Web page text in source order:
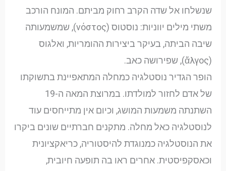
שנשלחו אל שדה הקרב רחוק מביתם. המונח הורכב
משתי מילים יווניות: נוסטוס (νόστος), שמשמעותה
שיבה הביתה, בעיקר ביצירות ההומריות, ואלגוס
(ἄλγος), שפירושה כאב.
הופר הגדיר נוסטלגיה כמחלה המתאפיינת בתשוקתו
של אדם לחזור למולדתו. במרוצת המאה ה-19
השתנתה משמעות המושג, וכיום אין מתייחסים עוד
לנוסטלגיה כאל מחלה. מתקנים חברתיים שונים ביקרו
את הנוסטלגיה כמנוגדת להיסטוריה, כריאקציונית
וכאסקפיסטית. אחרים ראו בה תופעה חיובית,